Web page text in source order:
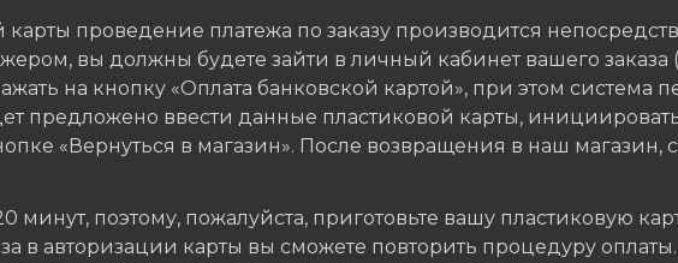
проведение платежа по заказу производится
вы должны будете зайти в личный кабинет вашего заказа
на кнопку «Оплата банковской картой», при этом система
предложено ввести данные пластиковой карты,
«Вернуться в магазин». После возвращения в наш магазин,
поэтому, пожалуйста, приготовьте вашу пластиковую
в авторизации карты вы сможете повторить процедуру оплаты.